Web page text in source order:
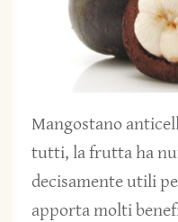
Mangostano
tutti, la frutta ha
decisamente utili
apporta molti